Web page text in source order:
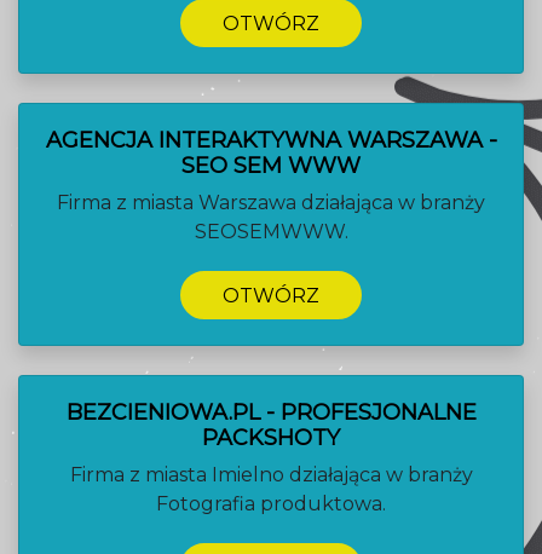
OTWÓRZ
AGENCJA INTERAKTYWNA WARSZAWA -
SEO SEM WWW
Firma z miasta Warszawa działająca w branży
SEOSEMWWW.
OTWÓRZ
BEZCIENIOWA.PL - PROFESJONALNE
PACKSHOTY
Firma z miasta Imielno działająca w branży
Fotografia produktowa.